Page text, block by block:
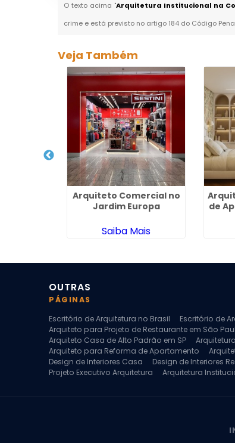
O texto acima "Arquitetura Institucional na
crime e está previsto no artigo 184 do Código
Veja Também
Arquiteto Comercial no
Jardim Europa
Saiba Mais
de
OUTRAS
PÁGINAS
Escritório de Arquitetura no Brasil
Escritório de
Arquiteto para Projeto de Restaurante em São
Arquiteto Casa de Alto Padrão em SP
Arquiteto para Reforma de Apartamento
Design de Interiores Casa
Design de Interiores
Projeto Executivo Arquitetura
Arquitetura